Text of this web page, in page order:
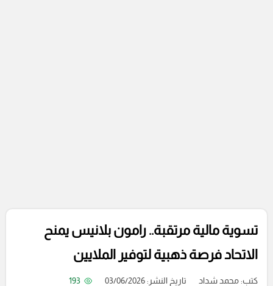
تسوية مالية مرتقبة.. رامون بلانيس يمنح
الاتحاد فرصة ذهبية لتوفير الملايين
كتب:محمد شداد تاريخ النشر: 03/06/2026
193